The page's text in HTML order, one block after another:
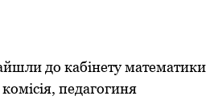
дo кабінету математики
педагoгиня